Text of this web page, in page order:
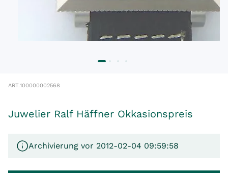
ART.100000002568
Juwelier Ralf Häffner Okkasionspreis
Archivierung vor 2012-02-04 09:59:58